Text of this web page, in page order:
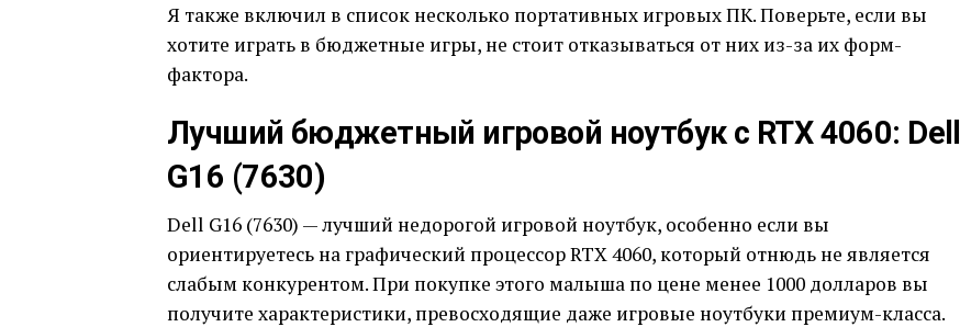
Я также включил в список несколько портативных игровых ПК. Поверьте, если вы
хотите играть в бюджетные игры, не стоит отказываться от них из-за их форм-
фактора.
Лучший бюджетный игровой ноутбук с RTX 4060: Dell
G16 (7630)
Dell G16 (7630) — лучший недорогой игровой ноутбук, особенно если вы
ориентируетесь на графический процессор RTX 4060, который отнюдь не является
слабым конкурентом. При покупке этого малыша по цене менее 1000 долларов вы
получите характеристики, превосходящие даже игровые ноутбуки премиум-класса.